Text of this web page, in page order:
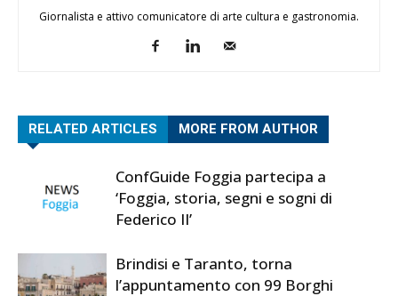
Giornalista e attivo comunicatore di arte cultura e gastronomia.
RELATED ARTICLES MORE FROM AUTHOR
ConfGuide Foggia partecipa a
‘Foggia, storia, segni e sogni di
Federico II’
Brindisi e Taranto, torna
l’appuntamento con 99 Borghi